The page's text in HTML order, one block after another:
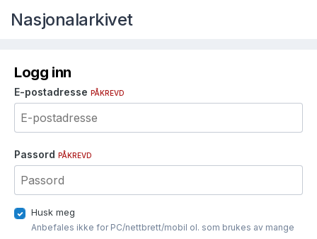
Nasjonalarkivet
Logg inn
E-postadresse PÅKREVD
Passord PÅKREVD
Husk meg
Anbefales ikke for PC/nettbrett/mobil ol. som brukes av mange